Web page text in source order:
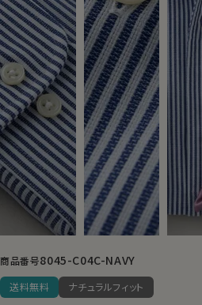
商品番号8045-C04C-NAVY
送料無料 ナチュラルフィット